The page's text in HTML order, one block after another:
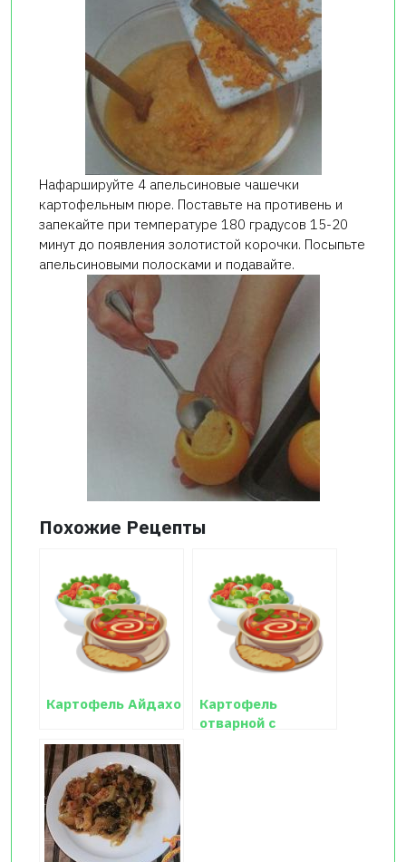
Нафаршируйте 4 апельсиновые чашечки
картофельным пюре. Поставьте на противень и
запекайте при температуре 180 градусов 15-20
минут до появления золотистой корочки. Посыпьте
апельсиновыми полосками и подавайте.
Похожие Рецепты
Картофель Айдахо
Картофель
отварной с